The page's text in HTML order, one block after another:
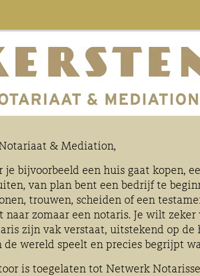
& Mediation,
je bijvoorbeeld een huis gaat kopen,
van plan bent een bedrijf te
trouwen, scheiden of een
naar zomaar een notaris. Je wilt
zijn vak verstaat, uitstekend op de
de wereld speelt en precies begrijpt
is toegelaten tot Netwerk